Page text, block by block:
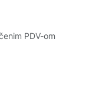
PDV-om